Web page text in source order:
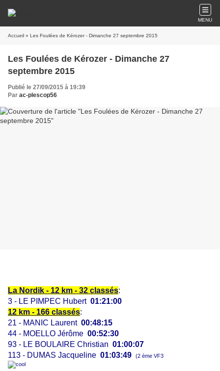
MENU
Accueil » Les Foulées de Kérozer - Dimanche 27 septembre 2015
Les Foulées de Kérozer - Dimanche 27
septembre 2015
Publié le 27/09/2015 à 19:39
Par ac-plescop56
La Nordik - 12 km - 32 classés:
3 - LE PIMPEC Hubert 01:21:00
12 km - 166 classés:
21 - MANIC Laurent 00:48:15
44 - MOELLO Jérôme 00:52:30
93 - LE BOULAIRE Christian 01:00:07
113 - DUMAS Jacqueline 01:03:49 (2 ème VF3